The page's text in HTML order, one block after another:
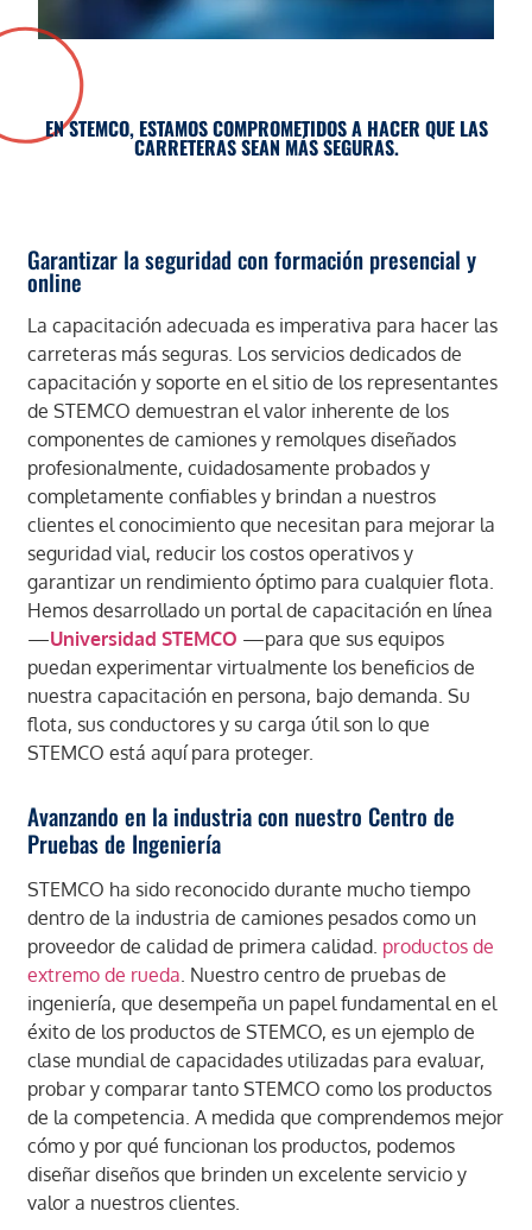
EN STEMCO, ESTAMOS COMPROMETIDOS A HACER QUE LAS
CARRETERAS SEAN MÁS SEGURAS.
Garantizar la seguridad con formación presencial y
online
La capacitación adecuada es imperativa para hacer las
carreteras más seguras. Los servicios dedicados de
capacitación y soporte en el sitio de los representantes
de STEMCO demuestran el valor inherente de los
componentes de camiones y remolques diseñados
profesionalmente, cuidadosamente probados y
completamente confiables y brindan a nuestros
clientes el conocimiento que necesitan para mejorar la
seguridad vial, reducir los costos operativos y
garantizar un rendimiento óptimo para cualquier flota.
Hemos desarrollado un portal de capacitación en línea
—Universidad STEMCO —para que sus equipos
puedan experimentar virtualmente los beneficios de
nuestra capacitación en persona, bajo demanda. Su
flota, sus conductores y su carga útil son lo que
STEMCO está aquí para proteger.
Avanzando en la industria con nuestro Centro de
Pruebas de Ingeniería
STEMCO ha sido reconocido durante mucho tiempo
dentro de la industria de camiones pesados como un
proveedor de calidad de primera calidad. productos de
extremo de rueda . Nuestro centro de pruebas de
ingeniería, que desempeña un papel fundamental en el
éxito de los productos de STEMCO, es un ejemplo de
clase mundial de capacidades utilizadas para evaluar,
probar y comparar tanto STEMCO como los productos
de la competencia. A medida que comprendemos mejor
cómo y por qué funcionan los productos, podemos
diseñar diseños que brinden un excelente servicio y
valor a nuestros clientes.